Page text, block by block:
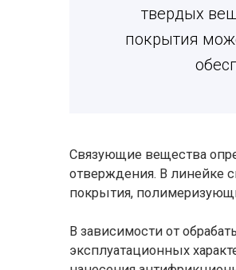
твердых
покрытия
Связующие вещества
отверждения. В линейке
покрытия,
В зависимости от
эксплуатационных